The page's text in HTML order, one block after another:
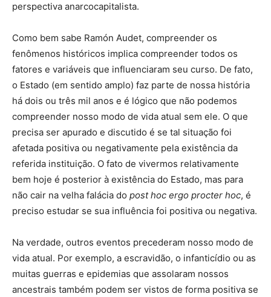
perspectiva anarcocapitalista.
Como bem sabe Ramón Audet, compreender os
fenômenos históricos implica compreender todos os
fatores e variáveis ​​que influenciaram seu curso. De fato,
o Estado (em sentido amplo) faz parte de nossa história
há dois ou três mil anos e é lógico que não podemos
compreender nosso modo de vida atual sem ele. O que
precisa ser apurado e discutido é se tal situação foi
afetada positiva ou negativamente pela existência da
referida instituição. O fato de vivermos relativamente
bem hoje é posterior à existência do Estado, mas para
não cair na velha falácia do post hoc ergo procter hoc, é
preciso estudar se sua influência foi positiva ou negativa.
Na verdade, outros eventos precederam nosso modo de
vida atual. Por exemplo, a escravidão, o infanticídio ou as
muitas guerras e epidemias que assolaram nossos
ancestrais também podem ser vistos de forma positiva se